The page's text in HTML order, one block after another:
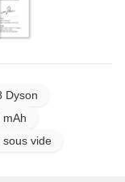
Dyson
sous vide